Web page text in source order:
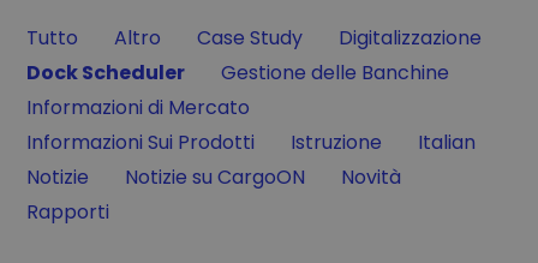
Filter by
Tutto Filter by
Altro Filter by
Case Study Filter by
Digitalizzazione
Filter by
Dock Scheduler Filter by
Gestione delle Banchine
Filter by
Informazioni di Mercato
Filter by
Informazioni Sui Prodotti Filter by
Istruzione Filter by
Italian
Filter by
Notizie Filter by
Notizie su CargoON Filter by
Novità
Filter by
Rapporti